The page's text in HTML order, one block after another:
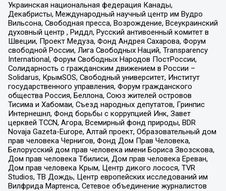
Украинская национальная федерация Канады,
Декабристы, Международный научный центр им Вудро
Вильсона, Свободная пресса, Возрождение, Всеукраинский
духовный центр , Риддл, Русский антивоенный комитет в
Швеции, Проект Медуза, Фонд Андрея Сахарова, Форум
свободной России, Лига Свободных Наций, Transparеncy
International, Форум Свободных Народов ПостРоссии,
Солидарность с гражданским движением в России –
Solidarus, КрымSOS, Свободный университет, Институт
государственного управления, Форум гражданского
общества Россия, Беллона, Союз жителей островов
Тисима и Хабомаи, Съезд народных депутатов, Гринпис
Интернешнл, Фонд борьбы с коррупцией Инк, Завет
церквей TCCN, Агора, Всемирный фонд природы, BDR
Novaja Gazeta-Europe, Алтай проект, Образовательный дом
прав человека Чернигов, Фонд Дом Прав Человека,
Белорусский дом прав человека имени Бориса Звозскова,
Дом прав человека Тбилиси, Дом прав человека Ереван,
Дом прав человека Крым, Центр дикого лосося, TVR
Studios, ТВ Дождь, Центр европейских исследований им
Вилфрида Мартенса, Сетевое объединение журналистов